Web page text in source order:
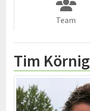
Team
Tim Körnig